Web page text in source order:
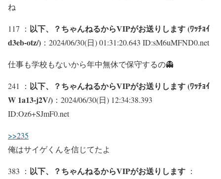
ね
117 ： 以下、？ちゃんねるからVIPがお送りします (ﾜｯﾁｮｲ
d3eb-otz/) ：2024/06/30(日) 01:31:20.643 ID:sM6uMFND0.net
仕事も学校もないから年中無休で保守するの👻
241 ： 以下、？ちゃんねるからVIPがお送りします (ﾜｯﾁｮｲ
W 1a13-j2V/) ：2024/06/30(日) 12:34:38.393
ID:Oz6+SJmF0.net
>>235
俺はサイゲくんを信じてたよ
383 ： 以下、？ちゃんねるからVIPがお送りします ：